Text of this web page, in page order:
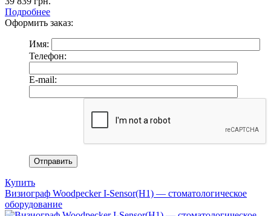
Подробнее
Оформить заказ:
Имя:
Телефон:
E-mail:
Купить
Визиограф Woodpecker I-Sensor(H1) — стоматологическое
оборудование